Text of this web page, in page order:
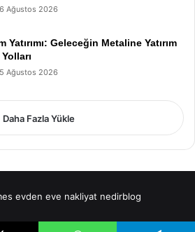
6 Ağustos 2026
Yatırımı: Geleceğin Metaline Yatırım
5 Ağustos 2026
Daha Fazla Yükle
evden eve nakliyat nedirblog